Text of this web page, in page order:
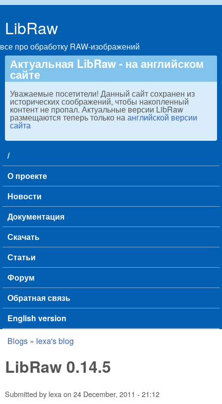
LibRaw
все про обработку RAW-изображений
Актуальная LibRaw - на английском
сайте
Уважаемые посетители! Данный сайт сохранен из
исторических соображений, чтобы накопленный
контент не пропал. Актуальные версии LibRaw
размещаются теперь только наанглийской версии
сайта
Main menu
/
О проекте
Новости
Документация
Скачать
Статьи
Форум
Обратная связь
English version
You are here
Blogs » lexa's blog
LibRaw 0.14.5
Submitted by lexa on 24 December, 2011 - 21:12